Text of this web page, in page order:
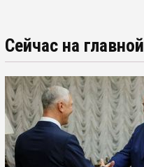
Сейчас на главной